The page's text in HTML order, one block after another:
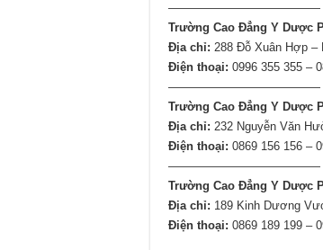
—————————————
Trường Cao Đẳng Y Dược
Địa chỉ: 288 Đỗ Xuân Hợp –
Điện thoại: 0996 355 355 –
—————————————
Trường Cao Đẳng Y Dược
Địa chỉ: 232 Nguyễn Văn
Điện thoại: 0869 156 156 –
—————————————
Trường Cao Đẳng Y Dược
Địa chỉ: 189 Kinh Dương
Điện thoại: 0869 189 199 –